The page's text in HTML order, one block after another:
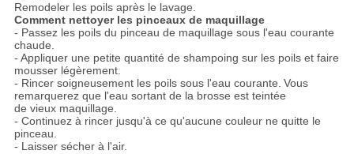
Remodeler les poils après le lavage.
Comment nettoyer les pinceaux de maquillage
- Passez les poils du pinceau de maquillage sous l'eau courante
chaude.
- Appliquer une petite quantité de shampoing sur les poils et faire
mousser légèrement.
- Rincer soigneusement les poils sous l'eau courante. Vous
remarquerez que l'eau sortant de la brosse est teintée
de vieux maquillage.
- Continuez à rincer jusqu'à ce qu'aucune couleur ne quitte le
pinceau.
- Laisser sécher à l'air.